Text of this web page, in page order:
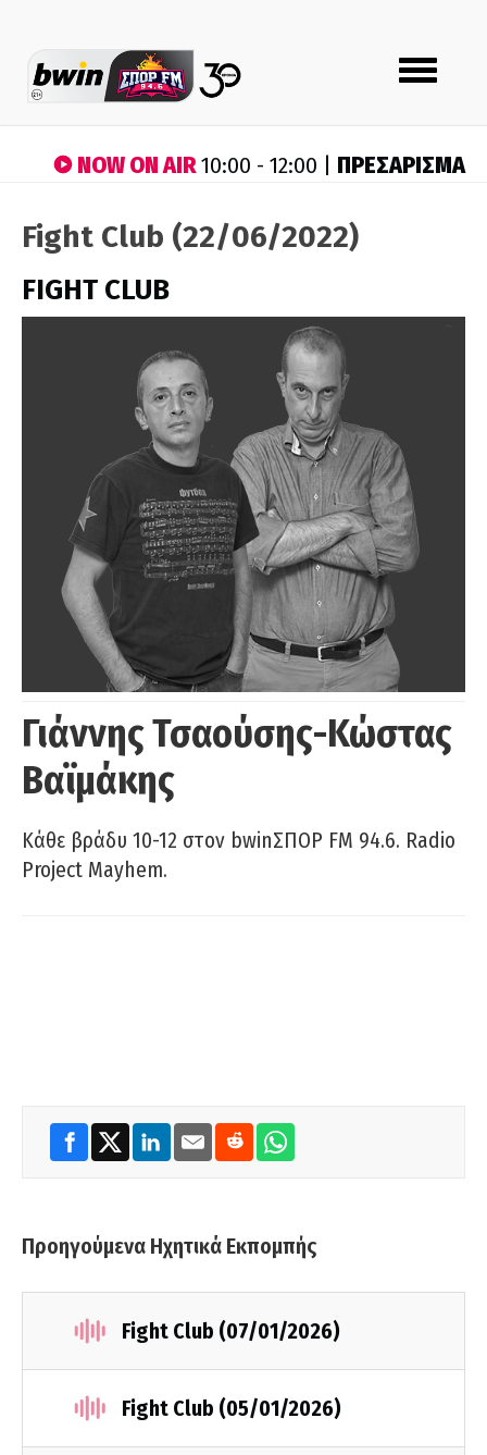
Toggle
navigation
NOW ON AIR10:00 - 12:00 | ΠΡΕΣΑΡΙΣΜΑ
Fight Club (22/06/2022)
FIGHT CLUB
Γιάννης Τσαούσης-Κώστας
Βαϊμάκης
Κάθε βράδυ 10-12 στον bwinΣΠΟΡ FM 94.6. Radio
Project Mayhem.
Προηγούμενα Ηχητικά Εκπομπής
Fight Club (07/01/2026)
Fight Club (05/01/2026)